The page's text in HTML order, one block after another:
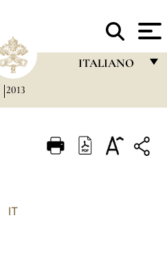
ITALIANO
ITALIANO
2013
IT